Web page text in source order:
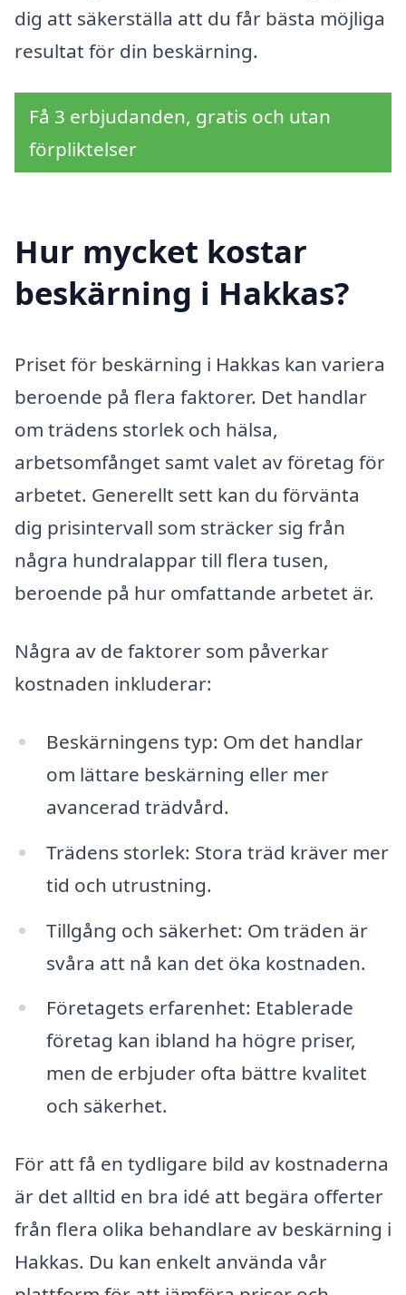
dig att säkerställa att du får bästa möjliga
resultat för din beskärning.
Få 3 erbjudanden, gratis och utan
förpliktelser
Hur mycket kostar
beskärning i Hakkas?
Priset för beskärning i Hakkas kan variera
beroende på flera faktorer. Det handlar
om trädens storlek och hälsa,
arbetsomfånget samt valet av företag för
arbetet. Generellt sett kan du förvänta
dig prisintervall som sträcker sig från
några hundralappar till flera tusen,
beroende på hur omfattande arbetet är.
Några av de faktorer som påverkar
kostnaden inkluderar:
Beskärningens typ: Om det handlar
om lättare beskärning eller mer
avancerad trädvård.
Trädens storlek: Stora träd kräver mer
tid och utrustning.
Tillgång och säkerhet: Om träden är
svåra att nå kan det öka kostnaden.
Företagets erfarenhet: Etablerade
företag kan ibland ha högre priser,
men de erbjuder ofta bättre kvalitet
och säkerhet.
För att få en tydligare bild av kostnaderna
är det alltid en bra idé att begära offerter
från flera olika behandlare av beskärning i
Hakkas. Du kan enkelt använda vår